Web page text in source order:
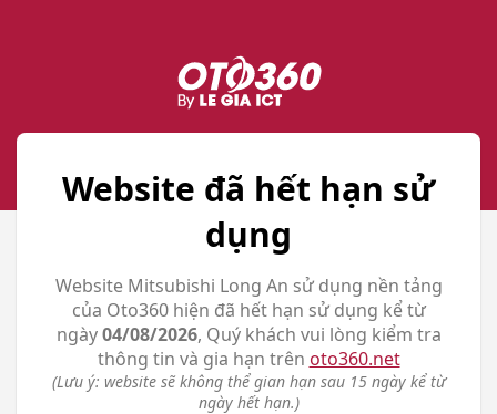
Website đã hết hạn sử
dụng
Website Mitsubishi Long An sử dụng nền tảng
của Oto360 hiện đã hết hạn sử dụng kể từ
ngày04/08/2026, Quý khách vui lòng kiểm tra
thông tin và gia hạn trên oto360.net
(Lưu ý: website sẽ không thể gian hạn sau 15 ngày kể từ
ngày hết hạn.)